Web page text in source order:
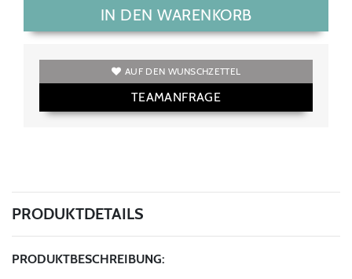
IN DEN WARENKORB
AUF DEN WUNSCHZETTEL
TEAMANFRAGE
PRODUKTDETAILS
PRODUKTBESCHREIBUNG: